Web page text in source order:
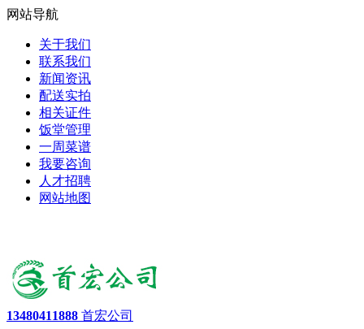
网站导航
关于我们
联系我们
新闻资讯
配送实拍
相关证件
饭堂管理
一周菜谱
我要咨询
人才招聘
网站地图
13480411888 首宏公司